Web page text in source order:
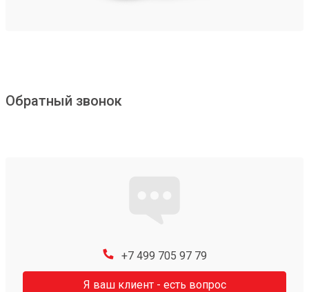
Обратный звонок
+7 499 705 97 79
Я ваш клиент - есть вопрос